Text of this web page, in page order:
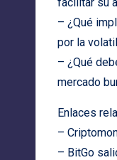
– ¿Qué
por la
– ¿Qué
mercado
Enlaces
–
– BitGo